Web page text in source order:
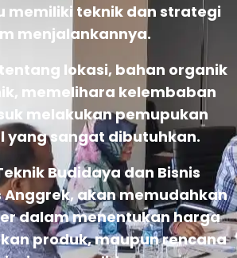
memiliki teknik dan strategi
menjalankannya.
lokasi, bahan organik
memelihara kelembaban
melakukan pemupukan
yang sangat dibutuhkan.
Budidaya dan Bisnis
Anggrek, akan memudahkan
dalam menentukan harga
produk, maupun rencana